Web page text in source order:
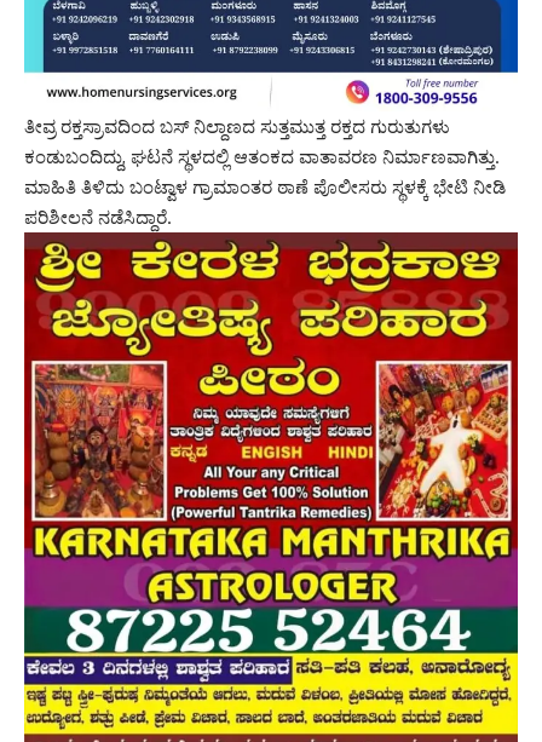
ತೀವ್ರ ರಕ್ತಸ್ರಾವದಿಂದ ಬಸ್ ನಿಲ್ದಾಣದ ಸುತ್ತಮುತ್ತ ರಕ್ತದ ಗುರುತುಗಳು
ಕಂಡುಬಂದಿದ್ದು, ಘಟನೆ ಸ್ಥಳದಲ್ಲಿ ಆತಂಕದ ವಾತಾವರಣ ನಿರ್ಮಾಣವಾಗಿತ್ತು.
ಮಾಹಿತಿ ತಿಳಿದು ಬಂಟ್ವಾಳ ಗ್ರಾಮಾಂತರ ಠಾಣೆ ಪೊಲೀಸರು ಸ್ಥಳಕ್ಕೆ ಭೇಟಿ ನೀಡಿ
ಪರಿಶೀಲನೆ ನಡೆಸಿದ್ದಾರೆ.